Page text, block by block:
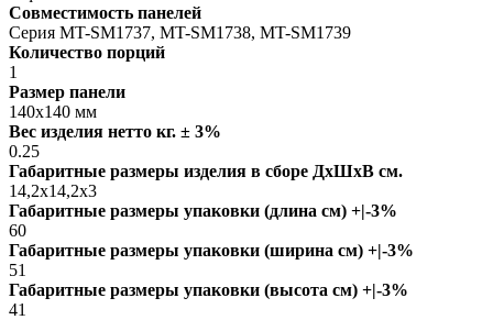
Совместимость панелей
Серия MT-SM1737, MT-SM1738, MT-SM1739
Количество порций
1
Размер панели
140х140 мм
Вес изделия нетто кг. ± 3%
0.25
Габаритные размеры изделия в сборе ДxШxВ см.
14,2х14,2х3
Габаритные размеры упаковки (длина см) +|-3%
60
Габаритные размеры упаковки (ширина см) +|-3%
51
Габаритные размеры упаковки (высота см) +|-3%
41